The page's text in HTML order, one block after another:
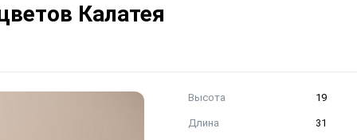
Калатея
Высота 19
Длина 31